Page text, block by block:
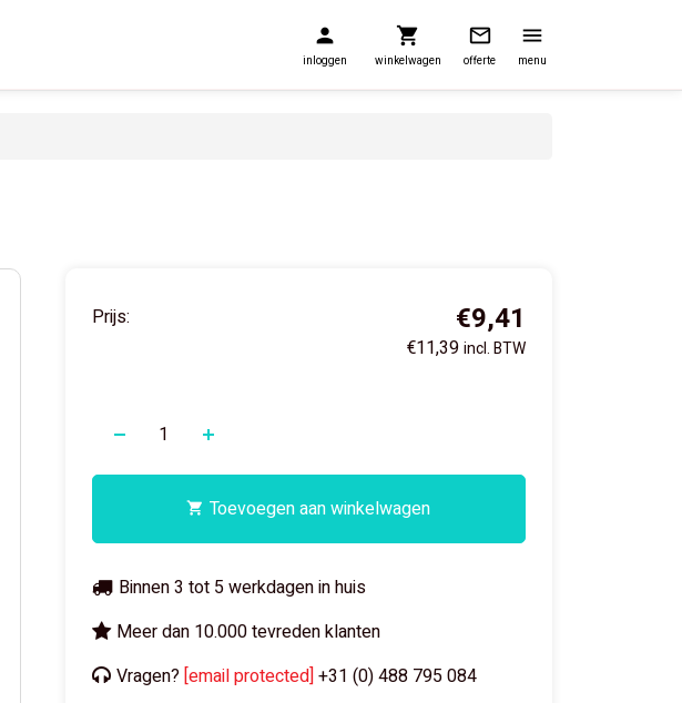
inloggen winkelwagen offerte menu
Prijs: €9,41
€11,39incl. BTW
Toevoegen aan winkelwagen
Binnen 3 tot 5 werkdagen in huis
Meer dan 10.000 tevreden klanten
Vragen? [email protected] +31 (0) 488 795 084